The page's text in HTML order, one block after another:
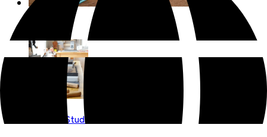
Leather Studio J 的皮革